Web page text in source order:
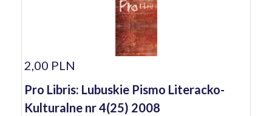
2,00 PLN
Pro Libris: Lubuskie Pismo Literacko-
Kulturalne nr 4(25) 2008